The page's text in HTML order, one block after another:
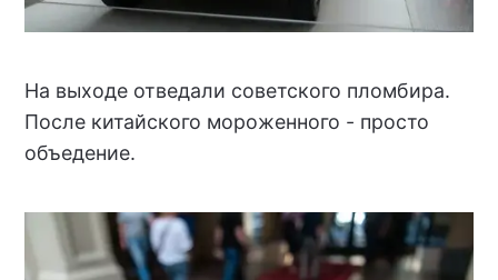
На выходе отведали советского пломбира.
После китайского мороженного - просто
объедение.